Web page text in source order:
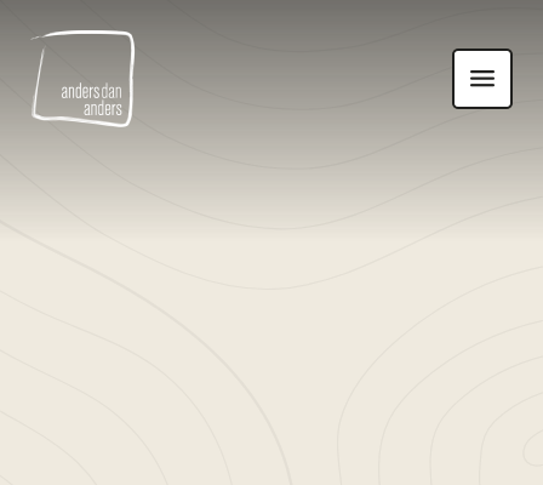
Anders
dan
Anders
Toon
navigatie